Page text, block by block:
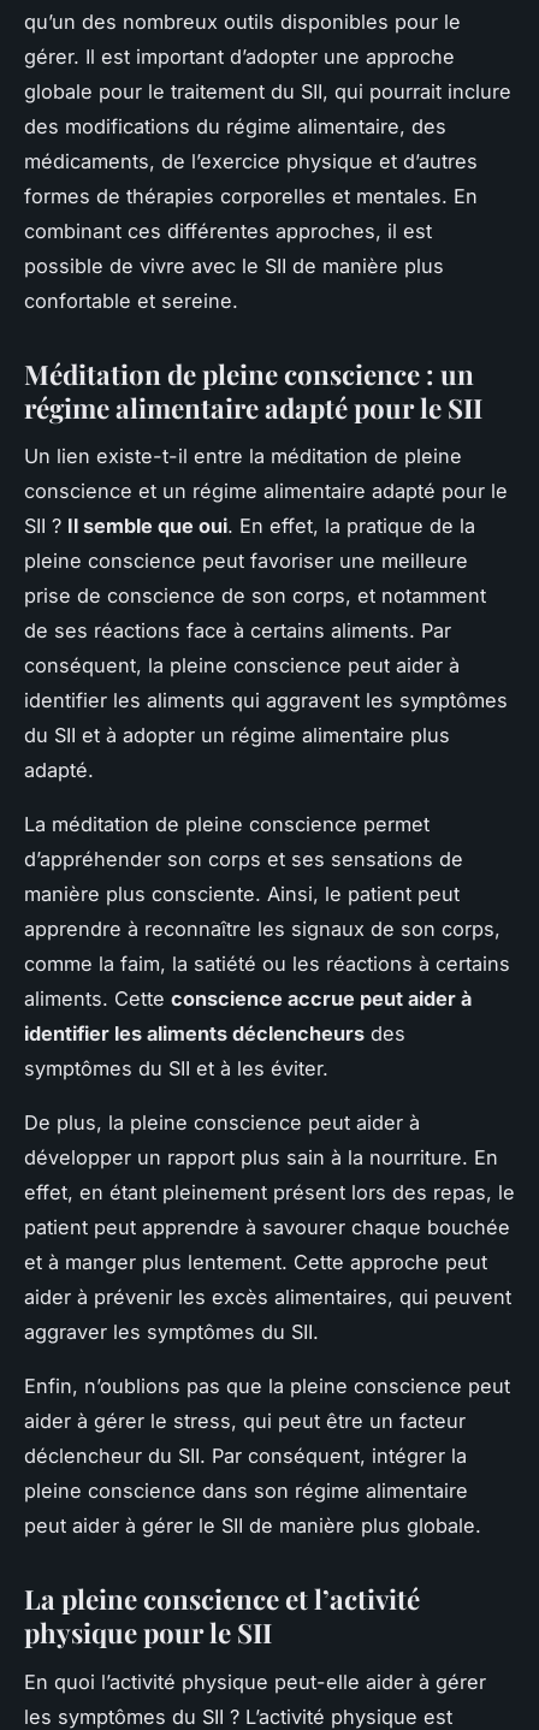
qu’un des nombreux outils disponibles pour le
gérer. Il est important d’adopter une approche
globale pour le traitement du SII, qui pourrait inclure
des modifications du régime alimentaire, des
médicaments, de l’exercice physique et d’autres
formes de thérapies corporelles et mentales. En
combinant ces différentes approches, il est
possible de vivre avec le SII de manière plus
confortable et sereine.
Méditation de pleine conscience : un
régime alimentaire adapté pour le SII
Un lien existe-t-il entre la méditation de pleine
conscience et un régime alimentaire adapté pour le
SII ? Il semble que oui. En effet, la pratique de la
pleine conscience peut favoriser une meilleure
prise de conscience de son corps, et notamment
de ses réactions face à certains aliments. Par
conséquent, la pleine conscience peut aider à
identifier les aliments qui aggravent les symptômes
du SII et à adopter un régime alimentaire plus
adapté.
La méditation de pleine conscience permet
d’appréhender son corps et ses sensations de
manière plus consciente. Ainsi, le patient peut
apprendre à reconnaître les signaux de son corps,
comme la faim, la satiété ou les réactions à certains
aliments. Cette conscience accrue peut aider à
identifier les aliments déclencheurs des
symptômes du SII et à les éviter.
De plus, la pleine conscience peut aider à
développer un rapport plus sain à la nourriture. En
effet, en étant pleinement présent lors des repas, le
patient peut apprendre à savourer chaque bouchée
et à manger plus lentement. Cette approche peut
aider à prévenir les excès alimentaires, qui peuvent
aggraver les symptômes du SII.
Enfin, n’oublions pas que la pleine conscience peut
aider à gérer le stress, qui peut être un facteur
déclencheur du SII. Par conséquent, intégrer la
pleine conscience dans son régime alimentaire
peut aider à gérer le SII de manière plus globale.
La pleine conscience et l’activité
physique pour le SII
En quoi l’activité physique peut-elle aider à gérer
les symptômes du SII ? L’activité physique est